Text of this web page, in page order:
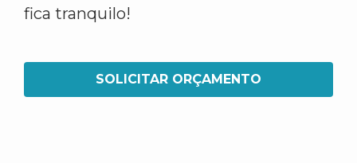
fica tranquilo!
SOLICITAR ORÇAMENTO